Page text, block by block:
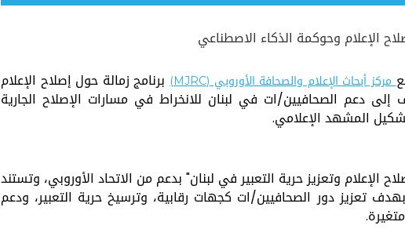
الإعلام وحوكمة الذكاء الاصطناعي
مركز أبحاث الإعلام والصحافة الأوروبي (MJRC) برنامج زمالة حول إصلاح الإعلام
دعم الصحافيين/ات في لبنان للانخراط في مسارات الإصلاح الجارية
المشهد الإعلامي.
الإعلام وتعزيز حرية التعبير في لبنان" بدعم من الاتحاد الأوروبي، وتستند
تعزيز دور الصحافيين/ات كجهات رقابية، وترسيخ حرية التعبير، ودعم